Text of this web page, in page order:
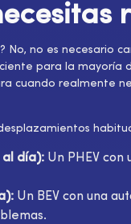
No, no es necesario
para la
cuando realmente
al día): Un PHEV
Un BEV con una